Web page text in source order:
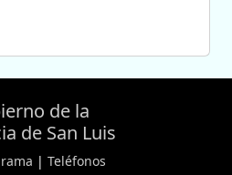
de la
de San Luis
| Teléfonos